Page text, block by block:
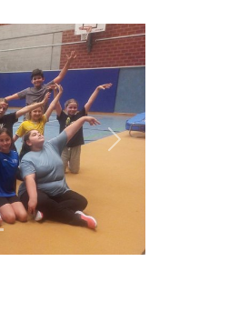
weiter